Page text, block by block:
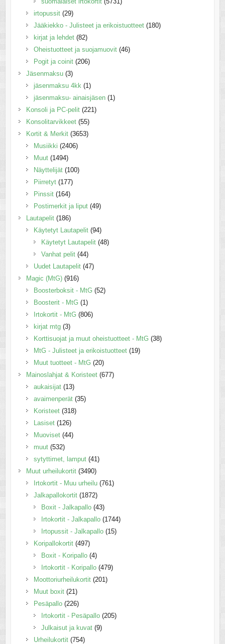
irtopussit (29)
Jääkiekko - Julisteet ja erikoistuotteet (180)
kirjat ja lehdet (82)
Oheistuotteet ja suojamuovit (46)
Pogit ja coinit (206)
Jäsenmaksu (3)
jäsenmaksu 4kk (1)
jäsenmaksu- ainaisjäsen (1)
Konsoli ja PC-pelit (221)
Konsolitarvikkeet (55)
Kortit & Merkit (3653)
Musiikki (2406)
Muut (1494)
Näyttelijät (100)
Piirretyt (177)
Pinssit (164)
Postimerkit ja liput (49)
Lautapelit (186)
Käytetyt Lautapelit (94)
Käytetyt Lautapelit (48)
Vanhat pelit (44)
Uudet Lautapelit (47)
Magic (MtG) (916)
Boosterboksit - MtG (52)
Boosterit - MtG (1)
Irtokortit - MtG (806)
kirjat mtg (3)
Korttisuojat ja muut oheistuotteet - MtG (38)
MtG - Julisteet ja erikoistuotteet (19)
Muut tuotteet - MtG (20)
Mainoslahjat & Koristeet (677)
aukaisijat (13)
avaimenperät (35)
Koristeet (318)
Lasiset (126)
Muoviset (44)
muut (532)
sytyttimet, lamput (41)
Muut urheilukortit (3490)
Irtokortit - Muu urheilu (761)
Jalkapallokortit (1872)
Boxit - Jalkapallo (43)
Irtokortit - Jalkapallo (1744)
Irtopussit - Jalkapallo (15)
Koripallokortit (497)
Boxit - Koripallo (4)
Irtokortit - Koripallo (479)
Moottoriurheilukortit (201)
Muut boxit (21)
Pesäpallo (226)
Irtokortit - Pesäpallo (205)
Julkaisut ja kuvat (9)
Urheilukortit (754)